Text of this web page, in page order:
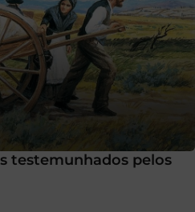
testemunhados pelos